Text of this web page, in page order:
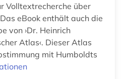
Volltextrecherche über
eBook enthält auch die
von ›Dr. Heinrich
Atlas‹. Dieser Atlas
mit Humboldts